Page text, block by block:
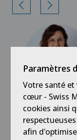
Clinique de
Dr méd.
Paramètres
Votre santé
cœur - Swiss
cookies ainsi
afin